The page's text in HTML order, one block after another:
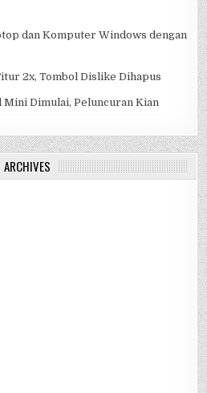
dan Komputer Windows dengan
2x, Tombol Dislike Dihapus
Mini Dimulai, Peluncuran Kian
ARCHIVES